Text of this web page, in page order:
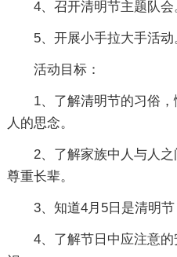
4、召开清明节主题队会
5、开展小手拉大手活动
活动目标：
1、了解清明节的习俗
人的思念。
2、了解家族中人与人
尊重长辈。
3、知道4月5日是清明
4、了解节日中应注意